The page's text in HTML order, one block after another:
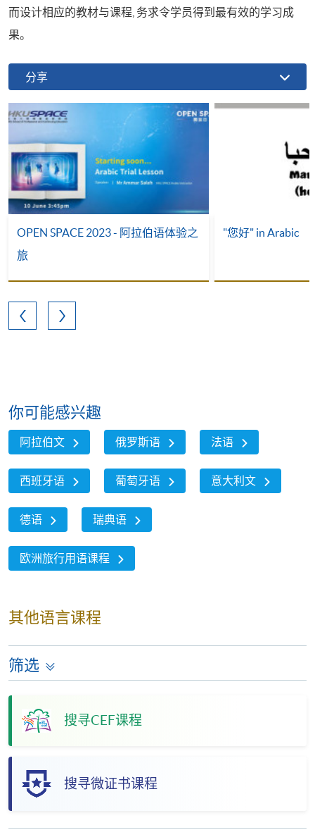
而设计相应的教材与课程, 务求令学员得到最有效的学习成
果。
分享
OPEN SPACE 2023 - 阿拉伯语体验之
旅
"您好" in Arabic
你可能感兴趣
阿拉伯文 俄罗斯语 法语
西班牙语 葡萄牙语 意大利文
德语 瑞典语
欧洲旅行用语课程
其他语言课程
筛选
搜寻CEF课程
搜寻微证书课程